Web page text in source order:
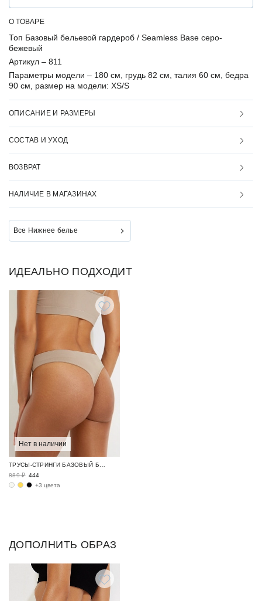
О ТОВАРЕ
Топ Базовый бельевой гардероб / Seamless Base серо-
бежевый
Артикул – 811
Параметры модели – 180 см, грудь 82 см, талия 60 см, бедра
90 см, размер на модели: XS/S
ОПИСАНИЕ И РАЗМЕРЫ
СОСТАВ И УХОД
ВОЗВРАТ
НАЛИЧИЕ В МАГАЗИНАХ
Все Нижнее белье
ИДЕАЛЬНО ПОДХОДИТ
Нет в наличии
ТРУСЫ-СТРИНГИ БАЗОВЫЙ БЕЛЬЕВОЙ ГАРДЕРОБ / SEAMLESS BASE
889 ₽ 444
+3 цвета
ДОПОЛНИТЬ ОБРАЗ